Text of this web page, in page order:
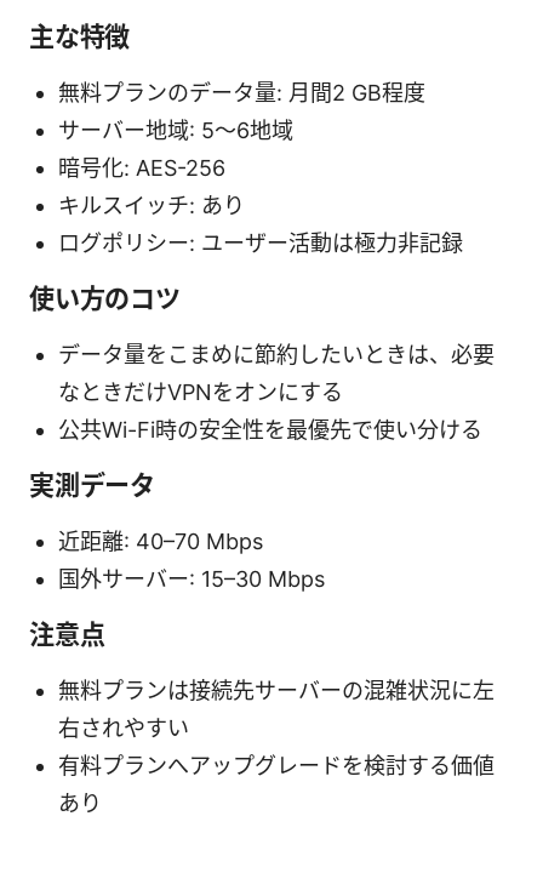
主な特徴
無料プランのデータ量: 月間2 GB程度
サーバー地域: 5〜6地域
暗号化: AES-256
キルスイッチ: あり
ログポリシー: ユーザー活動は極力非記録
使い方のコツ
データ量をこまめに節約したいときは、必要
なときだけVPNをオンにする
公共Wi-Fi時の安全性を最優先で使い分ける
実測データ
近距離: 40–70 Mbps
国外サーバー: 15–30 Mbps
注意点
無料プランは接続先サーバーの混雑状況に左
右されやすい
有料プランへアップグレードを検討する価値
あり